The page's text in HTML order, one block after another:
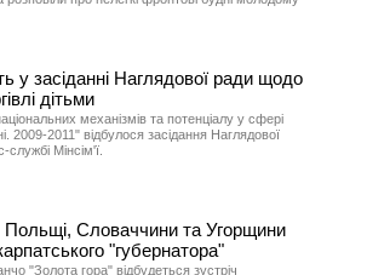
у засіданні Наглядової ради щодо
дітьми
механізмів та потенціалу у сфері
2009-2011" відбулося засідання Наглядової
Мінсім'ї.
Польщі, Словаччини та Угорщини
"губернатора"
"Золота гора" відбудеться зустріч